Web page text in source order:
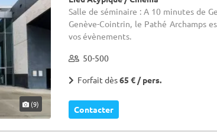
(9)
Salle de séminaire : A 10 minutes de
Genève-Cointrin, le Pathé Archamps
vos évènements.
50-500
Forfait dès65 € / pers.
Contacter